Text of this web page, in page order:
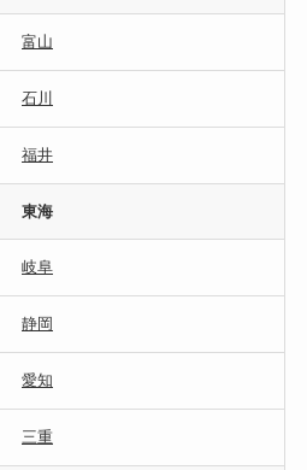
富山
石川
福井
東海
岐阜
静岡
愛知
三重